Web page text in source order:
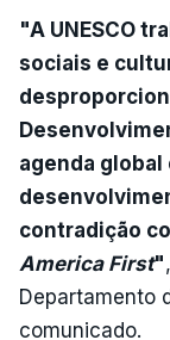
"A UNESCO
sociais e
agenda global
contradição
America First"
Departamento
comunicado.